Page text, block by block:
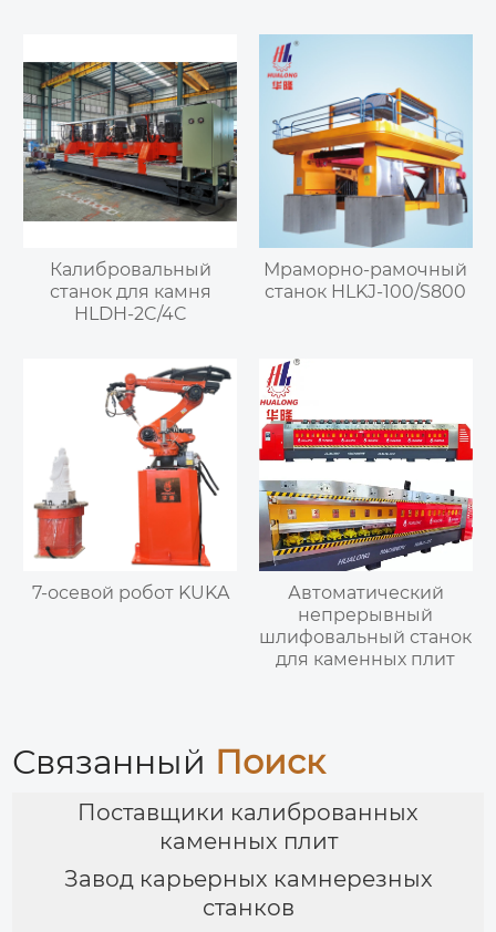
Калибровальный
станок для камня
HLDH-2C/4C
Мраморно-рамочный
станок HLKJ-100/S800
7-осевой робот KUKA
Автоматический
непрерывный
шлифовальный станок
для каменных плит
Связанный Поиск
Поставщики калиброванных
каменных плит
Завод карьерных камнерезных
станков